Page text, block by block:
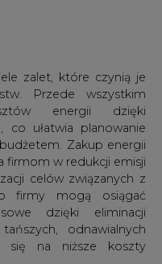
zalet, które czynią je
Przede wszystkim
energii dzięki
co ułatwia planowanie
Zakup energii
firmom w redukcji emisji
celów związanych z
firmy mogą osiągać
dzięki eliminacji
odnawialnych
się na niższe koszty